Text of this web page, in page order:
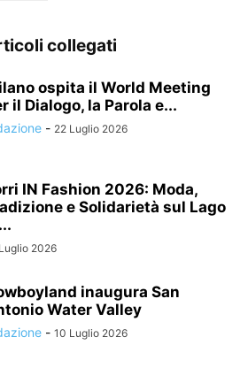
collegati
ospita il World Meeting
il Dialogo, la Parola e...
- 22 Luglio 2026
IN Fashion 2026: Moda,
e Solidarietà sul Lago
2026
inaugura San
Water Valley
- 10 Luglio 2026